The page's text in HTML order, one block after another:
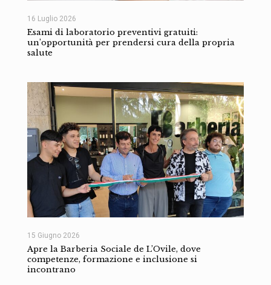
16 Luglio 2026
Esami di laboratorio preventivi gratuiti:
un’opportunità per prendersi cura della propria
salute
15 Giugno 2026
Apre la Barberia Sociale de L’Ovile, dove
competenze, formazione e inclusione si
incontrano